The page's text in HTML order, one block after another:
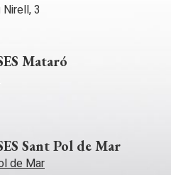
3
Mataró
Sant Pol de Mar
de Mar